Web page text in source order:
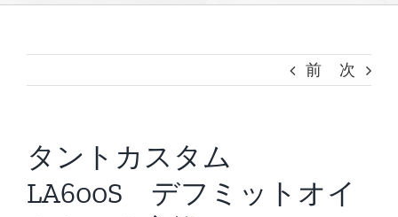
前 次
タントカスタム
LA600S デフミットオイ